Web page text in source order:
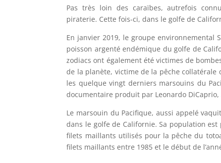
Pas très loin des caraïbes, autrefois
piraterie. Cette fois-ci, dans le golfe de
En janvier 2019, le groupe environnemental
poisson argenté endémique du golfe de
zodiacs ont également été victimes de
de la planète, victime de la pêche
les quelque vingt derniers marsouins du
documentaire produit par Leonardo DiCaprio,
Le marsouin du Pacifique, aussi appelé
dans le golfe de Californie. Sa population est
filets maillants utilisés pour la pêche du
filets maillants entre 1985 et le début de